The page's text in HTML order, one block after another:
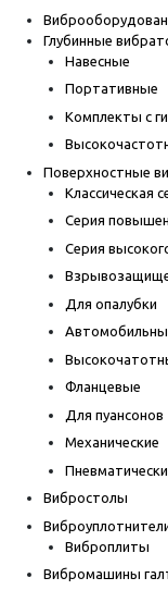
Глубинные
Навесные
Портативные
Комплекты с
Поверхностные
Классическая
Серия
Серия
Для опалубки
Фланцевые
Для пуансонов
Механические
Вибростолы
Виброплиты
Вибромашины